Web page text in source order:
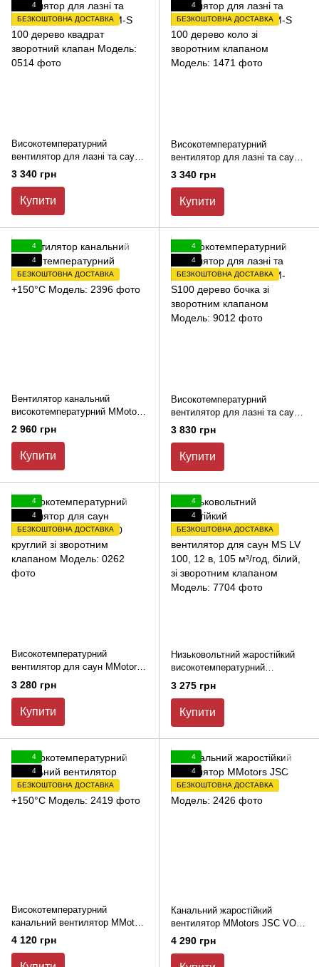
4
БЕЗКОШТОВНА ДОСТАВКА
Високотемпературний
вентилятор для лазні та сауни
MMotors JSC MM-S 100 дерево
квадрат зворотний клапан
3 340 грн
Купити
4
БЕЗКОШТОВНА ДОСТАВКА
Високотемпературний
вентилятор для лазні та сауни
MMotors JSC MM-S 100 дерево
коло зі зворотним клапаном
3 340 грн
Купити
4
4
БЕЗКОШТОВНА ДОСТАВКА
Вентилятор канальний
високотемпературний MMotors
JSC VO 120 Т +150°С
2 960 грн
Купити
4
4
БЕЗКОШТОВНА ДОСТАВКА
Високотемпературний
вентилятор для лазні та сауни
MMotors JSC MM-S100 дерево
бочка зі зворотним клапаном
3 830 грн
Купити
4
4
БЕЗКОШТОВНА ДОСТАВКА
Високотемпературний
вентилятор для саун MMotors
JSC ММ-S 120 круглий зі
зворотним клапаном
3 280 грн
Купити
4
4
БЕЗКОШТОВНА ДОСТАВКА
Низьковольтний жаростійкий
високотемпературний
вентилятор для саун MS LV
100, 12 в, 105 м³/год, білий, зі
зворотним клапаном
3 275 грн
Купити
4
4
БЕЗКОШТОВНА ДОСТАВКА
Високотемпературний
канальний вентилятор MMotors
JSC VO 150 Т +150°С
4 120 грн
4
4
БЕЗКОШТОВНА ДОСТАВКА
Канальний жаростійкий
вентилятор MMotors JSC VOK
120/100 Т +150°С
4 290 грн